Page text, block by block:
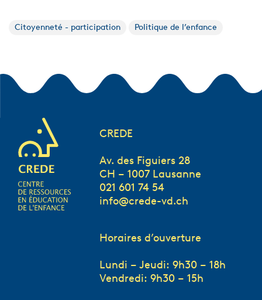
Citoyenneté - participation Politique de l’enfance
CREDE
Av. des Figuiers 28
CH – 1007 Lausanne
021 601 74 54
info@crede-vd.ch
Horaires d’ouverture
Lundi – Jeudi: 9h30 – 18h
Vendredi: 9h30 – 15h